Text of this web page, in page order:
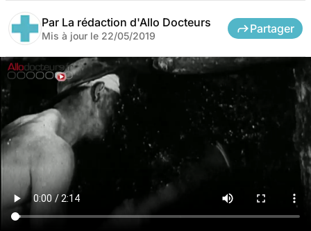
Par La rédaction d'Allo Docteurs
Mis à jour le 22/05/2019
Partager